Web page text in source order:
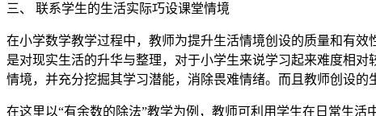
三、 联系学生的生活实际巧设课堂情境
在小学数学教学过程中，教师为提升生活情境创设的质量和有
是对现实生活的升华与整理，对于小学生来说学习起来难度相
情境，并充分挖掘其学习潜能，消除畏难情绪。而且教师创设
在这里以“有余数的除法”教学为例，教师可利用学生在日常生